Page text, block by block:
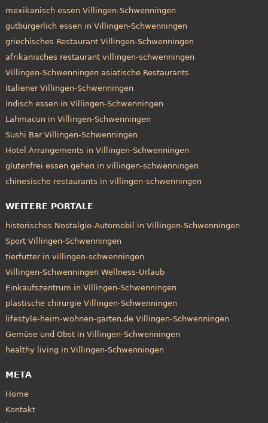
mexikanisch essen Villingen-Schwenningen
gutbürgerlich essen in Villingen-Schwenningen
griechisches Restaurant Villingen-Schwenningen
afrikanisches restaurant villingen-schwenningen
Villingen-Schwenningen asiatische Restaurants
Italiener Villingen-Schwenningen
indisch essen in Villingen-Schwenningen
Lahmacun in Villingen-Schwenningen
Sushi Bar Villingen-Schwenningen
Hotel Arrangements in Villingen-Schwenningen
glutenfrei essen gehen in villingen-schwenningen
chinesische restaurants in villingen-schwenningen
WEITERE PORTALE
historisches Nostalgie-Automobil in Villingen-Schwenningen
Sport Villingen-Schwenningen
tierfutter in villingen-schwenningen
Villingen-Schwenningen Wellness-Urlaub
Einkaufszentrum in Villingen-Schwenningen
plastische chirurgie Villingen-Schwenningen
lifestyle-heim-wohnen-garten.de Villingen-Schwenningen
Gemüse und Obst in Villingen-Schwenningen
healthy living in Villingen-Schwenningen
META
Home
Kontakt